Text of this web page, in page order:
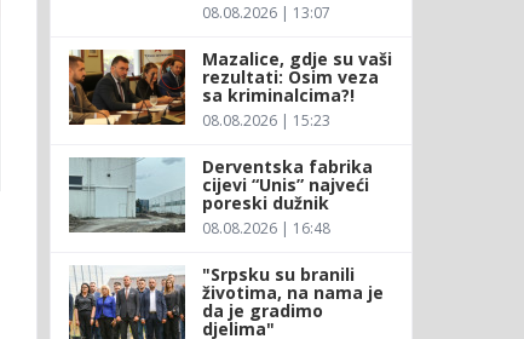
08.08.2026 | 13:07
Mazalice, gdje su vaši
rezultati: Osim veza
sa kriminalcima?!
08.08.2026 | 15:23
Derventska fabrika
cijevi “Unis” najveći
poreski dužnik
08.08.2026 | 16:48
"Srpsku su branili
životima, na nama je
da je gradimo
djelima"